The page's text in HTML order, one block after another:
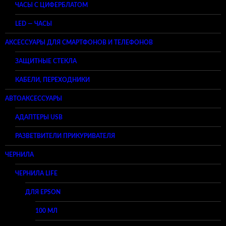
ЧАСЫ С ЦИФЕРБЛАТОМ
LED — ЧАСЫ
АКСЕССУАРЫ ДЛЯ СМАРТФОНОВ И ТЕЛЕФОНОВ
ЗАЩИТНЫЕ СТЕКЛА
КАБЕЛИ, ПЕРЕХОДНИКИ
АВТОАКСЕССУАРЫ
АДАПТЕРЫ USB
РАЗВЕТВИТЕЛИ ПРИКУРИВАТЕЛЯ
ЧЕРНИЛА
ЧЕРНИЛА LIFE
ДЛЯ EPSON
100 МЛ